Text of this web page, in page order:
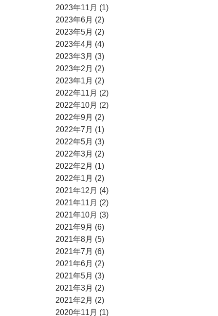
2023年11月 (1)
2023年6月 (2)
2023年5月 (2)
2023年4月 (4)
2023年3月 (3)
2023年2月 (2)
2023年1月 (2)
2022年11月 (2)
2022年10月 (2)
2022年9月 (2)
2022年7月 (1)
2022年5月 (3)
2022年3月 (2)
2022年2月 (1)
2022年1月 (2)
2021年12月 (4)
2021年11月 (2)
2021年10月 (3)
2021年9月 (6)
2021年8月 (5)
2021年7月 (6)
2021年6月 (2)
2021年5月 (3)
2021年3月 (2)
2021年2月 (2)
2020年11月 (1)